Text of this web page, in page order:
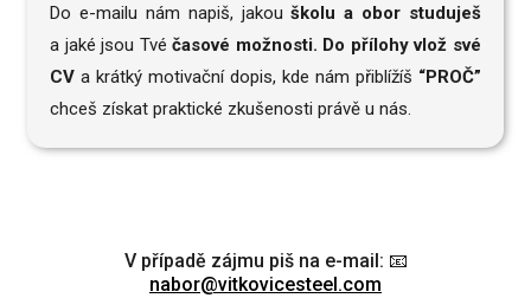
Do e-mailu nám napiš, jakouškolu a obor studuješ
a jaké jsou Tvéčasové možnosti. Do přílohy vlož své
CV a krátký motivační dopis, kde nám přiblížíš “PROČ”
chceš získat praktické zkušenosti právě u nás.
V případě zájmu piš na e-mail: 📧
nabor@vitkovicesteel.com